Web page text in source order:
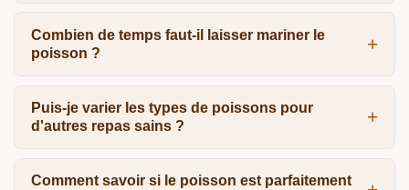
Combien de temps faut-il laisser mariner le
poisson ?
Puis-je varier les types de poissons pour
d'autres repas sains ?
Comment savoir si le poisson est parfaitement